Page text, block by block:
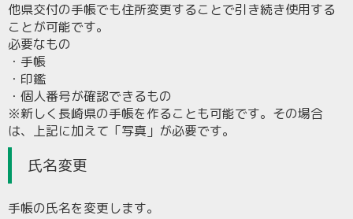
他県交付の手帳でも住所変更することで引き続き使用する
ことが可能です。
必要なもの
・手帳
・印鑑
・個人番号が確認できるもの
※新しく長崎県の手帳を作ることも可能です。その場合
は、上記に加えて「写真」が必要です。
氏名変更
手帳の氏名を変更します。